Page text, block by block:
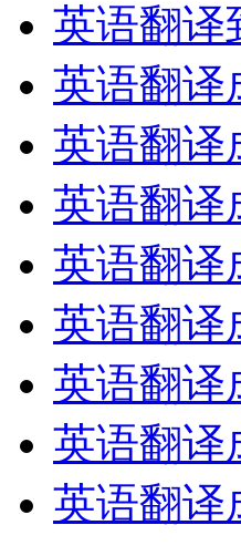
英语翻译
英语翻译
英语翻译
英语翻译
英语翻译
英语翻译
英语翻译
英语翻译
英语翻译